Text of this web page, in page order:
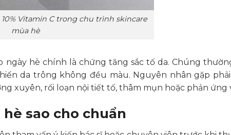
Vitamin C trong chu trình skincare
mùa hè
ngày hè chính là chứng tăng sắc tố da. Chúng
da trông không đều màu. Nguyên nhân gặp
xuyên, rối loạn nội tiết tố, thâm mụn hoặc phản ứng
sao cho chuẩn